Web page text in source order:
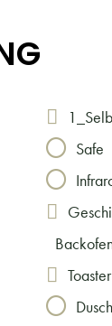
Safe
Toaster